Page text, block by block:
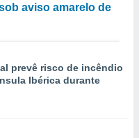
aviso amarelo de
prevê risco de incêndio
Ibérica durante